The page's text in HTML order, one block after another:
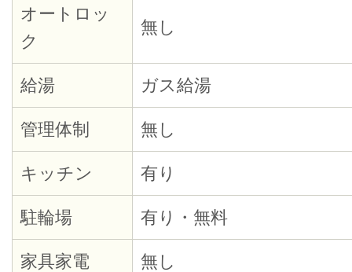
オートロッ
ク
無し
給湯 ガス給湯
管理体制 無し
キッチン 有り
駐輪場 有り・無料
家具家電 無し